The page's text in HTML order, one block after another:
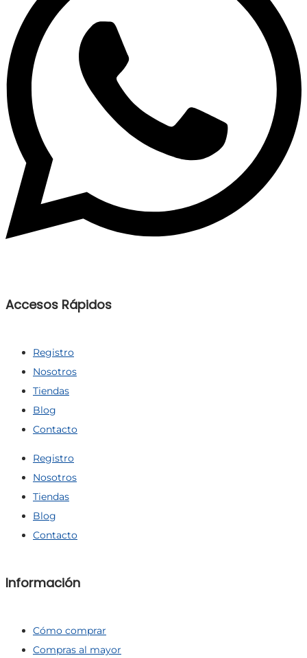
Accesos Rápidos
Registro
Nosotros
Tiendas
Blog
Contacto
Registro
Nosotros
Tiendas
Blog
Contacto
Información
Cómo comprar
Compras al mayor